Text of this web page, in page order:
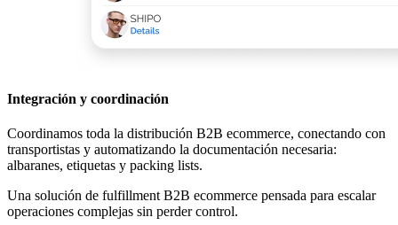
Integración y coordinación
Coordinamos toda la distribución B2B ecommerce, conectando con
transportistas y automatizando la documentación necesaria:
albaranes, etiquetas y packing lists.
Una solución de fulfillment B2B ecommerce pensada para escalar
operaciones complejas sin perder control.